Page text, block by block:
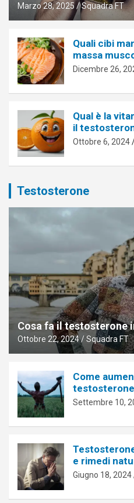
Marzo 28, 2025 Squadra FT
Quali cibi
massa
Dicembre 26,
Qual è la
il
Ottobre 6, 2024
Testosterone
Cosa fa il testosterone
Ottobre 22, 2024 Squadra FT
Come
testosterone
Settembre 10,
e rimedi
Giugno 18, 2024